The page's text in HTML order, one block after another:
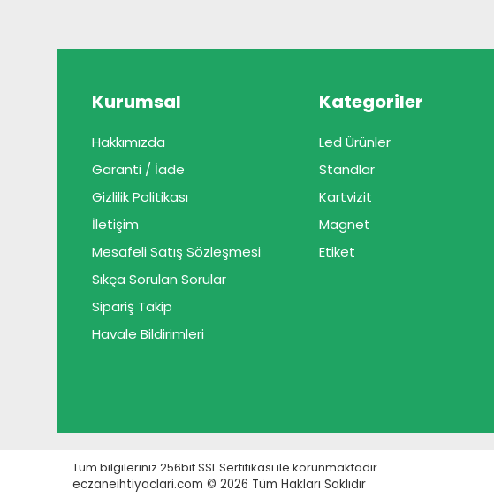
Kurumsal
Hakkımızda
Garanti / İade
Gizlilik Politikası
İletişim
Mesafeli Satış Sözleşmesi
Sıkça Sorulan Sorular
Sipariş Takip
Havale Bildirimleri
Kategoriler
Led Ürünler
Standlar
Kartvizit
Magnet
Etiket
Tüm bilgileriniz 256bit SSL Sertifikası ile korunmaktadır.
eczaneihtiyaclari.com © 2026 Tüm Hakları Saklıdır